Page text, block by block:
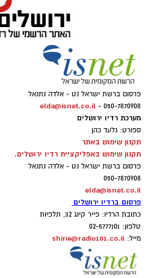
פרסום ברשת ישראל נט - אלדה נתנאל
050-7870908 -
elda@isnet.co.il
מערכת רדיו ירושלים
ספורט: גלעד כהן
תקנון שימוש באתר
תקנון שימוש באפליקציית רדיו ירושלים.
פרסום ברשת ישראל נט - אלדה נתנאל
050-7870908
elda@isnet.co.il
פרסום ברדיו ירושלים
כתובת הרדיו: פייר קינג 32, תלפיות
טלפון: 02-5777101
מייל: shirie@radio101.co.il